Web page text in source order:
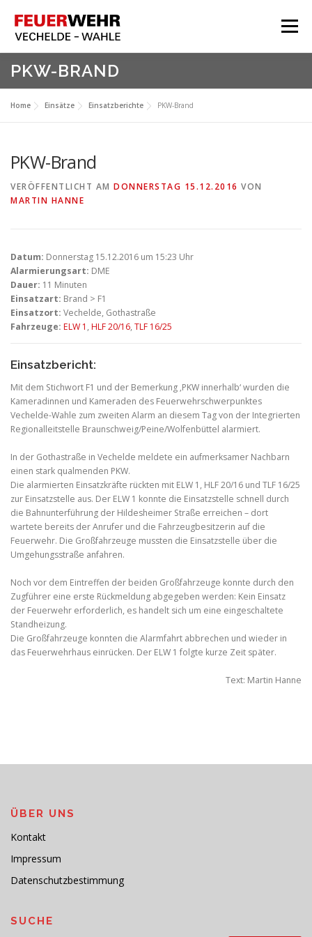
Inhalt
springen
Menü
HOME
PKW-BRAND
Home Einsätze Einsatzberichte PKW-Brand
PKW-Brand
VERÖFFENTLICHT AM DONNERSTAG 15.12.2016 VON
MARTIN HANNE
Datum: Donnerstag 15.12.2016 um 15:23 Uhr
Alarmierungsart: DME
Dauer: 11 Minuten
Einsatzart: Brand > F1
Einsatzort: Vechelde, Gothastraße
Fahrzeuge: ELW 1 , HLF 20/16, TLF 16/25
Einsatzbericht:
Mit dem Stichwort F1 und der Bemerkung ‚PKW innerhalb‘ wurden die
Kameradinnen und Kameraden des Feuerwehrschwerpunktes
Vechelde-Wahle zum zweiten Alarm an diesem Tag von der Integrierten
Regionalleitstelle Braunschweig/Peine/Wolfenbüttel alarmiert.
In der Gothastraße in Vechelde meldete ein aufmerksamer Nachbarn
einen stark qualmenden PKW.
Die alarmierten Einsatzkräfte rückten mit ELW 1, HLF 20/16 und TLF 16/25
zur Einsatzstelle aus. Der ELW 1 konnte die Einsatzstelle schnell durch
die Bahnunterführung der Hildesheimer Straße erreichen – dort
wartete bereits der Anrufer und die Fahrzeugbesitzerin auf die
Feuerwehr. Die Großfahrzeuge mussten die Einsatzstelle über die
Umgehungsstraße anfahren.
Noch vor dem Eintreffen der beiden Großfahrzeuge konnte durch den
Zugführer eine erste Rückmeldung abgegeben werden: Kein Einsatz
der Feuerwehr erforderlich, es handelt sich um eine eingeschaltete
Standheizung.
Die Großfahrzeuge konnten die Alarmfahrt abbrechen und wieder in
das Feuerwehrhaus einrücken. Der ELW 1 folgte kurze Zeit später.
Text: Martin Hanne
ÜBER UNS
Kontakt
Impressum
Datenschutzbestimmung
SUCHE